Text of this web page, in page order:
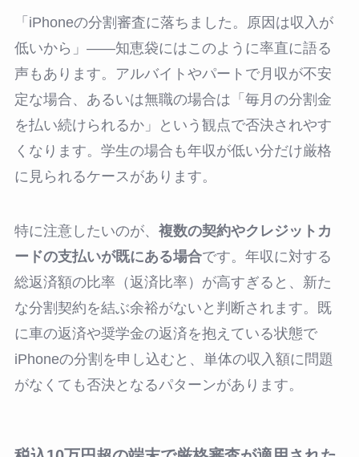
「iPhoneの分割審査に落ちました。原因は収入が
低いから」――知恵袋にはこのように率直に語る
声もあります。アルバイトやパートで月収が不安
定な場合、あるいは無職の場合は「毎月の分割金
を払い続けられるか」という観点で否決されやす
くなります。学生の場合も年収が低い分だけ厳格
に見られるケースがあります。
特に注意したいのが、 複数の契約やクレジットカ
ードの支払いが既にある場合です。年収に対する
総返済額の比率（返済比率）が高すぎると、新た
な分割契約を結ぶ余裕がないと判断されます。既
に車の返済や奨学金の返済を抱えている状態で
iPhoneの分割を申し込むと、単体の収入額に問題
がなくても否決となるパターンがあります。